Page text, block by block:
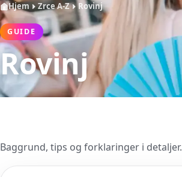
Hjem Zrce A-Z Rovinj
GUIDE
Rovinj
Baggrund, tips og forklaringer i detaljer.